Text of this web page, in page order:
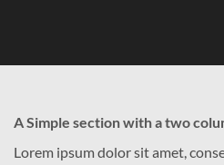
A Simple section with a two
Lorem ipsum dolor sit amet,